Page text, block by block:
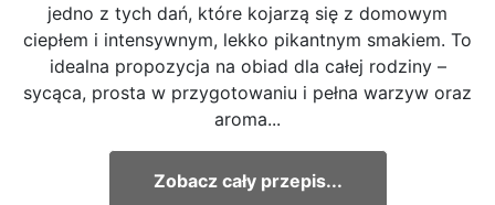
jedno z tych dań, które kojarzą się z domowym
ciepłem i intensywnym, lekko pikantnym smakiem. To
idealna propozycja na obiad dla całej rodziny –
sycąca, prosta w przygotowaniu i pełna warzyw oraz
aroma...
Zobacz cały przepis...